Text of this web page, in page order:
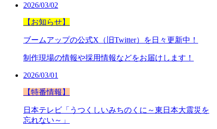
2026/03/02
【お知らせ】
ブームアップの公式X（旧Twitter）を日々更新中！
制作現場の情報や採用情報などをお届けします！
2026/03/01
【特番情報】
日本テレビ「うつくしいみちのくに～東日本大震災を
忘れない～」